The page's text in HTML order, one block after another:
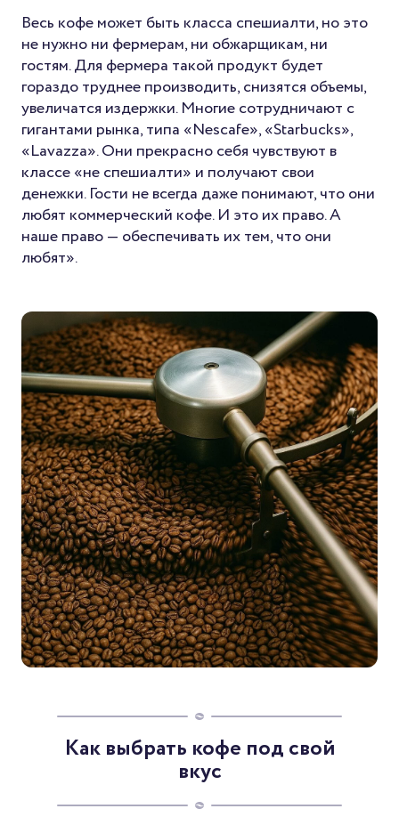
Весь кофе может быть класса спешиалти, но это
не нужно ни фермерам, ни обжарщикам, ни
гостям. Для фермера такой продукт будет
гораздо труднее производить, снизятся объемы,
увеличатся издержки. Многие сотрудничают с
гигантами рынка, типа «Nescafe», «Starbucks»,
«Lavazza». Они прекрасно себя чувствуют в
классе «не спешиалти» и получают свои
денежки. Гости не всегда даже понимают, что они
любят коммерческий кофе. И это их право. А
наше право — обеспечивать их тем, что они
любят».
Как выбрать кофе под свой
вкус